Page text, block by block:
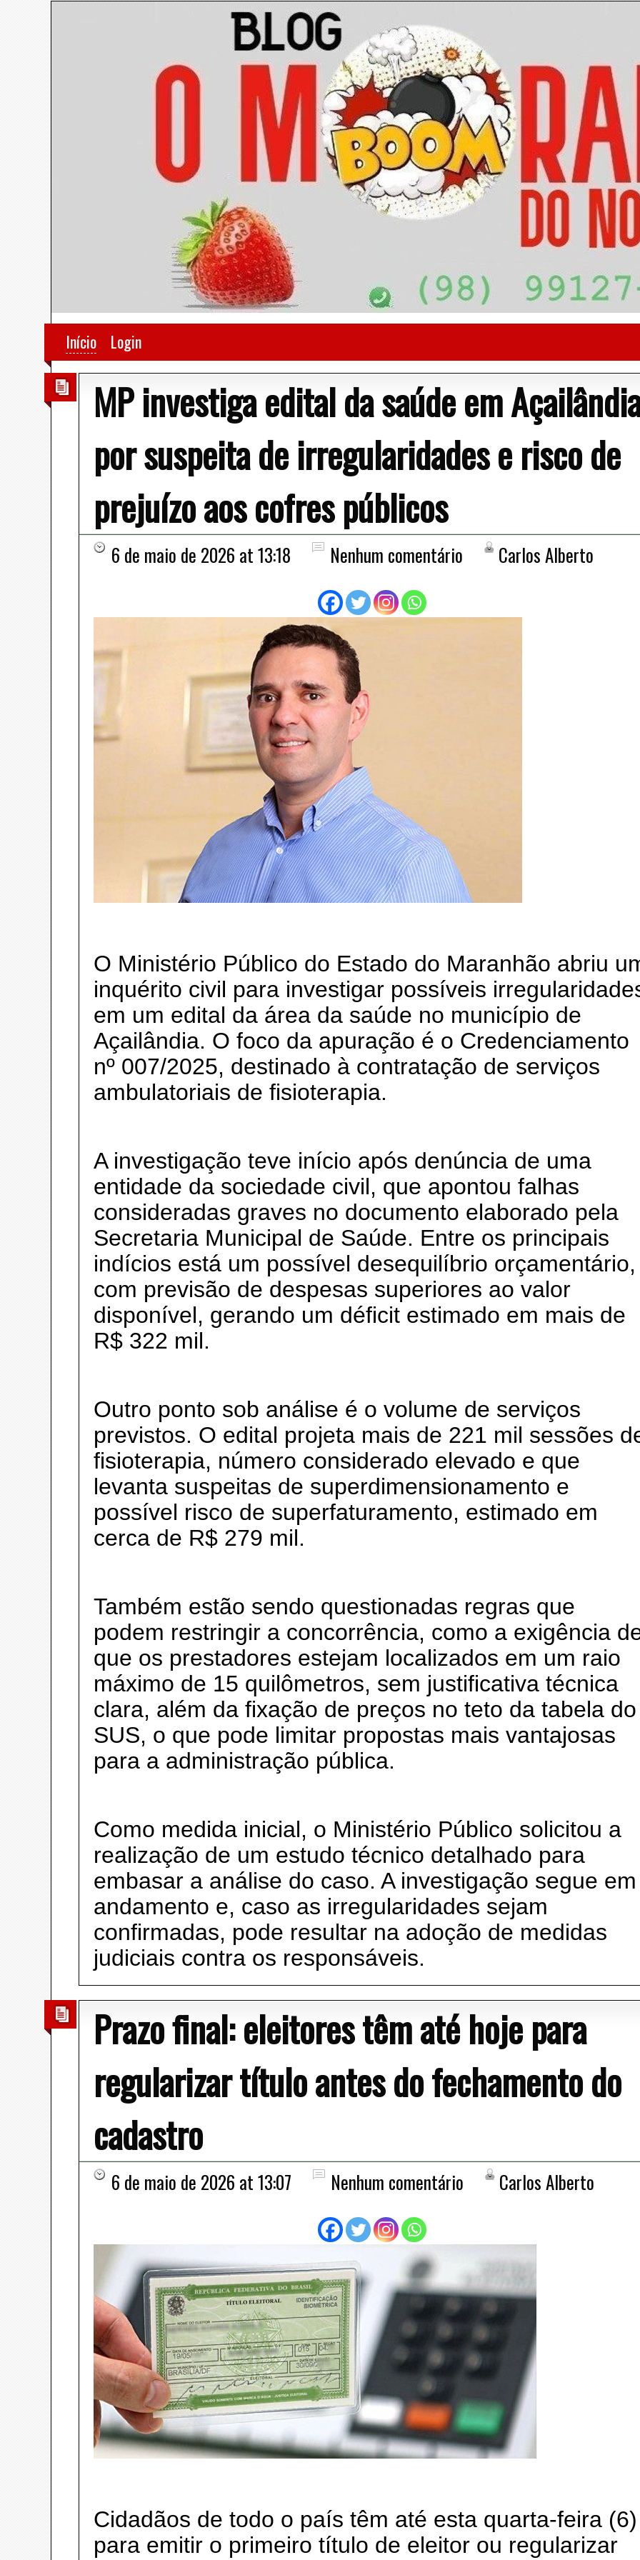
Início Login
MP investiga edital da saúde em
por suspeita de irregularidades e risco de
prejuízo aos cofres públicos
6 de maio de 2026 at 13:18 Nenhum comentário Carlos Alberto
O Ministério Público do Estado do Maranhão abriu
inquérito civil para investigar possíveis
em um edital da área da saúde no município de
Açailândia. O foco da apuração é o Credenciamento
nº 007/2025, destinado à contratação de serviços
ambulatoriais de fisioterapia.
A investigação teve início após denúncia de uma
entidade da sociedade civil, que apontou falhas
consideradas graves no documento elaborado pela
Secretaria Municipal de Saúde. Entre os principais
indícios está um possível desequilíbrio orçamentário,
com previsão de despesas superiores ao valor
disponível, gerando um déficit estimado em mais de
R$ 322 mil.
Outro ponto sob análise é o volume de serviços
previstos. O edital projeta mais de 221 mil sessões
fisioterapia, número considerado elevado e que
levanta suspeitas de superdimensionamento e
possível risco de superfaturamento, estimado em
cerca de R$ 279 mil.
Também estão sendo questionadas regras que
podem restringir a concorrência, como a exigência
que os prestadores estejam localizados em um raio
máximo de 15 quilômetros, sem justificativa técnica
clara, além da fixação de preços no teto da tabela do
SUS, o que pode limitar propostas mais vantajosas
para a administração pública.
Como medida inicial, o Ministério Público solicitou a
realização de um estudo técnico detalhado para
embasar a análise do caso. A investigação segue em
andamento e, caso as irregularidades sejam
confirmadas, pode resultar na adoção de medidas
judiciais contra os responsáveis.
Prazo final: eleitores têm até hoje para
regularizar título antes do fechamento do
cadastro
6 de maio de 2026 at 13:07 Nenhum comentário Carlos Alberto
Cidadãos de todo o país têm até esta quarta-feira (6)
para emitir o primeiro título de eleitor ou regularizar